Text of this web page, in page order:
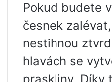
Pokud budete
česnek
nestihnou
hlavách se
praskliny. Díky